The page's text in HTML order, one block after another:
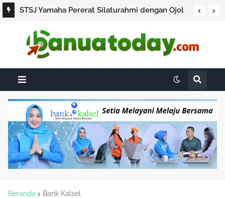
STSJ Yamaha Pererat Silaturahmi dengan Ojol
Ultima dan Promo Miliarder 2026
Beranda Bank Kalsel